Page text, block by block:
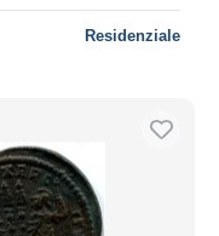
Residenziale